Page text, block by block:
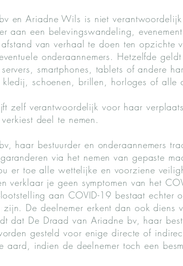
en Ariadne Wils is niet
aan een belevingswandeling,
van verhaal te doen ten opzichte
onderaannemers. Hetzelfde
smartphones, tablets of andere
schoenen, brillen, horloges of alle
zelf verantwoordelijk voor haar
deel te nemen.
haar bestuurder en onderaannemers
via het nemen van gepaste
er toe alle wettelijke en voorziene
verklaar je geen symptomen van het
aan COVID-19 bestaat echter
zijn. De deelnemer erkent dan ook
dat De Draad van Ariadne bv, haar
gesteld voor enige directe of
aard, indien de deelnemer toch een